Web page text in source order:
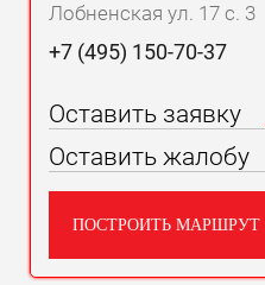
Лобненская ул. 17 с. 3
+7 (495) 150-70-37
Оставить заявку
Оставить жалобу
ПОСТРОИТЬ МАРШРУТ